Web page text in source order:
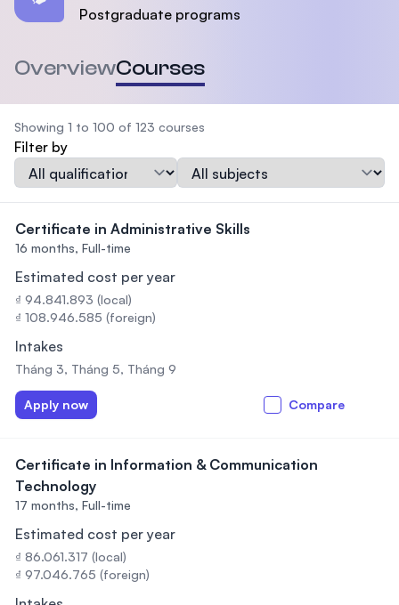
Postgraduate programs
OverviewCourses
Showing 1 to 100 of 123 courses
Filter by
Qualification
Subject
Certificate in Administrative Skills
16 months, Full-time
Estimated cost per year
₫ 94.841.893 (local)
₫ 108.946.585 (foreign)
Intakes
Tháng 3, Tháng 5, Tháng 9
Apply now Compare
Certificate in Information & Communication
Technology
17 months, Full-time
Estimated cost per year
₫ 86.061.317 (local)
₫ 97.046.765 (foreign)